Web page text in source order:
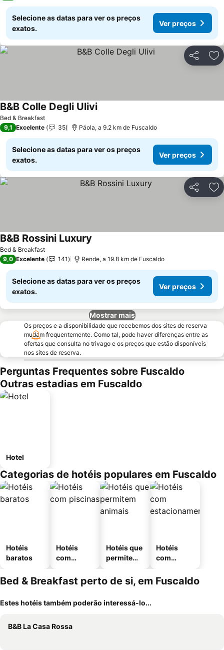
Selecione as datas para ver os preços
exatos.
Ver preços
Partilhar
Bed & Breakfast
B&B Colle Degli Ulivi
9,1 Excelente 35 Páola, a 9.2 km de Fuscaldo
Selecione as datas para ver os preços
exatos.
Ver preços
Partilhar
Bed & Breakfast
B&B Rossini Luxury
9,0 Excelente 141 Rende, a 19.8 km de Fuscaldo
Selecione as datas para ver os preços
exatos.
Ver preços
Mostrar mais
Os preços e a disponibilidade que recebemos dos sites de reserva
mudam frequentemente. Como tal, pode haver diferenças entre as
ofertas que consulta no trivago e os preços que estão disponíveis
nos sites de reserva.
Perguntas Frequentes sobre Fuscaldo
Outras estadias em Fuscaldo
Hotel
Categorias de hotéis populares em Fuscaldo
Hotéis
baratos
Hotéis
com
Hotéis que
permitem
Hotéis
com
mento
Bed & Breakfast perto de si, em Fuscaldo
Estes hotéis também poderão interessá-lo...
B&B La Casa Rossa